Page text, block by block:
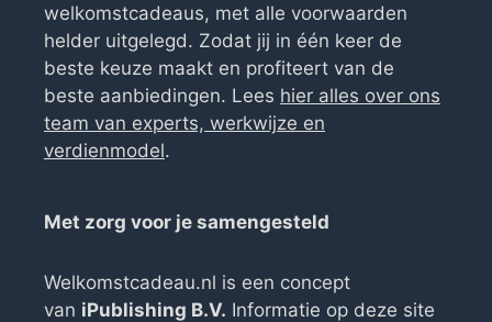
welkomstcadeaus, met alle voorwaarden
helder uitgelegd. Zodat jij in één keer de
beste keuze maakt en profiteert van de
beste aanbiedingen. Lees hier alles over ons
team van experts, werkwijze en
verdienmodel.
Met zorg voor je samengesteld
Welkomstcadeau.nl is een concept
van iPublishing B.V. Informatie op deze site